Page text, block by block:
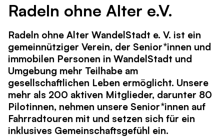
Nützliche Links Strom
Mobilität
Wirtschaft
Landwirtschaft & Landnutzung
Kommunikation & Verwaltung
Nützliche LinksHochwasser & Starkregen
Sturm
Biodiversität
Gesundheitswesen
Unternehmen und Gewerbe
Vereine und Organisationen
Neuigkeiten
Radeln ohne Alter e.V.
Radeln ohne Alter WandelStadt e. V. ist ein
gemeinnütziger Verein, der Senior*innen und
immobilen Personen in WandelStadt und
Umgebung mehr Teilhabe am
gesellschaftlichen Leben ermöglicht. Unsere
mehr als 200 aktiven Mitglieder, darunter 80
Pilotinnen, nehmen unsere Senior*innen auf
Fahrradtouren mit und setzen sich für ein
inklusives Gemeinschaftsgefühl ein.